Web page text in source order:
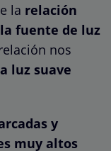
la relación
fuente de luz
nos
luz suave
y
muy altos